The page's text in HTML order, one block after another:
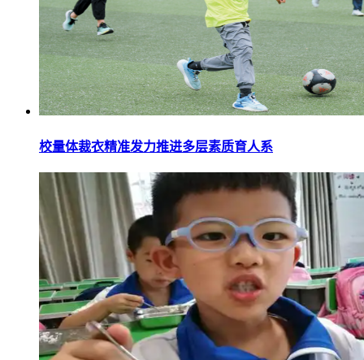
校量体裁衣精准发力推进多层素质育人系